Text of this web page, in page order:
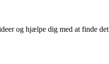
og hjælpe dig med at finde det